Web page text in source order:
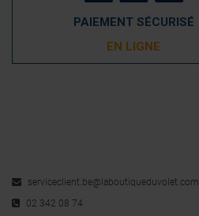
PAIEMENT SÉCURISÉ
EN LIGNE
serviceclient.be@laboutiqueduvolet.com
02 342 08 74